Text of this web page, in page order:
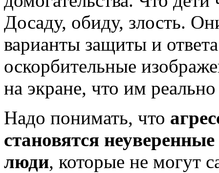
Досаду, обиду, злость.
варианты защиты и
оскорбительные
на экране, что им
Надо понимать, что
становятся
люди, которые не могут